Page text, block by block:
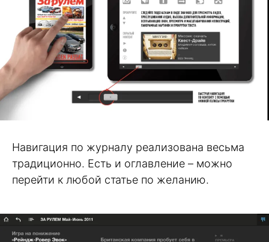
Навигация по журналу реализована весьма
традиционно. Есть и оглавление – можно
перейти к любой статье по желанию.